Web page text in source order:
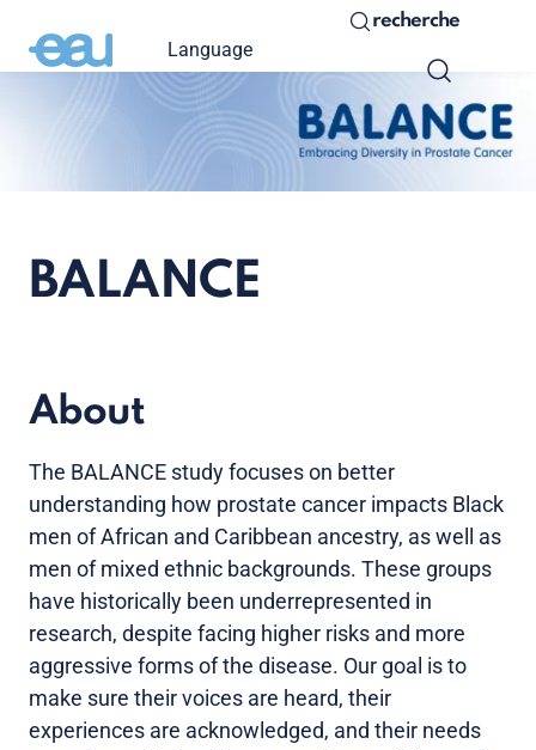
Language
recherche
BALANCE
About
The BALANCE study focuses on better
understanding how prostate cancer impacts Black
men of African and Caribbean ancestry, as well as
men of mixed ethnic backgrounds. These groups
have historically been underrepresented in
research, despite facing higher risks and more
aggressive forms of the disease. Our goal is to
make sure their voices are heard, their
experiences are acknowledged, and their needs